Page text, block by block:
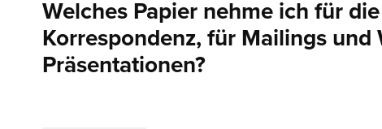
Welches Papier nehme ich für
Korrespondenz, für Mailings und
Präsentationen?